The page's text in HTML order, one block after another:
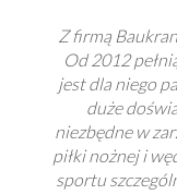
Z firmą
Od 2012
jest dla niego
duże
niezbędne w
piłki nożnej i
sportu